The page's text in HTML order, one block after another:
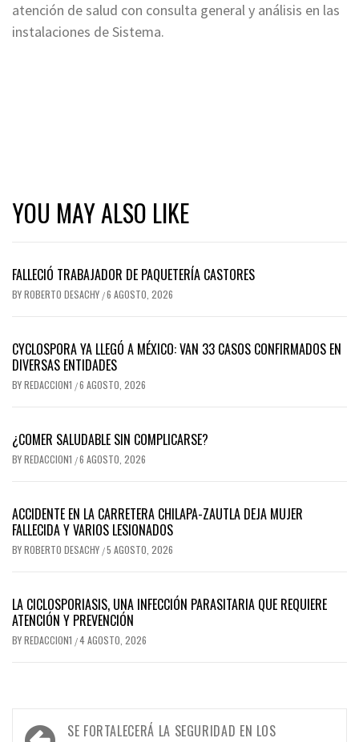
atención de salud con consulta general y análisis en las
instalaciones de Sistema.
YOU MAY ALSO LIKE
FALLECIÓ TRABAJADOR DE PAQUETERÍA CASTORES
BYROBERTO DESACHY /6 AGOSTO, 2026
CYCLOSPORA YA LLEGÓ A MÉXICO: VAN 33 CASOS CONFIRMADOS EN
DIVERSAS ENTIDADES
BYREDACCION1 /6 AGOSTO, 2026
¿COMER SALUDABLE SIN COMPLICARSE?
BYREDACCION1 /6 AGOSTO, 2026
ACCIDENTE EN LA CARRETERA CHILAPA-ZAUTLA DEJA MUJER
FALLECIDA Y VARIOS LESIONADOS
BYROBERTO DESACHY /5 AGOSTO, 2026
LA CICLOSPORIASIS, UNA INFECCIÓN PARASITARIA QUE REQUIERE
ATENCIÓN Y PREVENCIÓN
BYREDACCION1 /4 AGOSTO, 2026
Navegación
SE FORTALECERÁ LA SEGURIDAD EN LOS